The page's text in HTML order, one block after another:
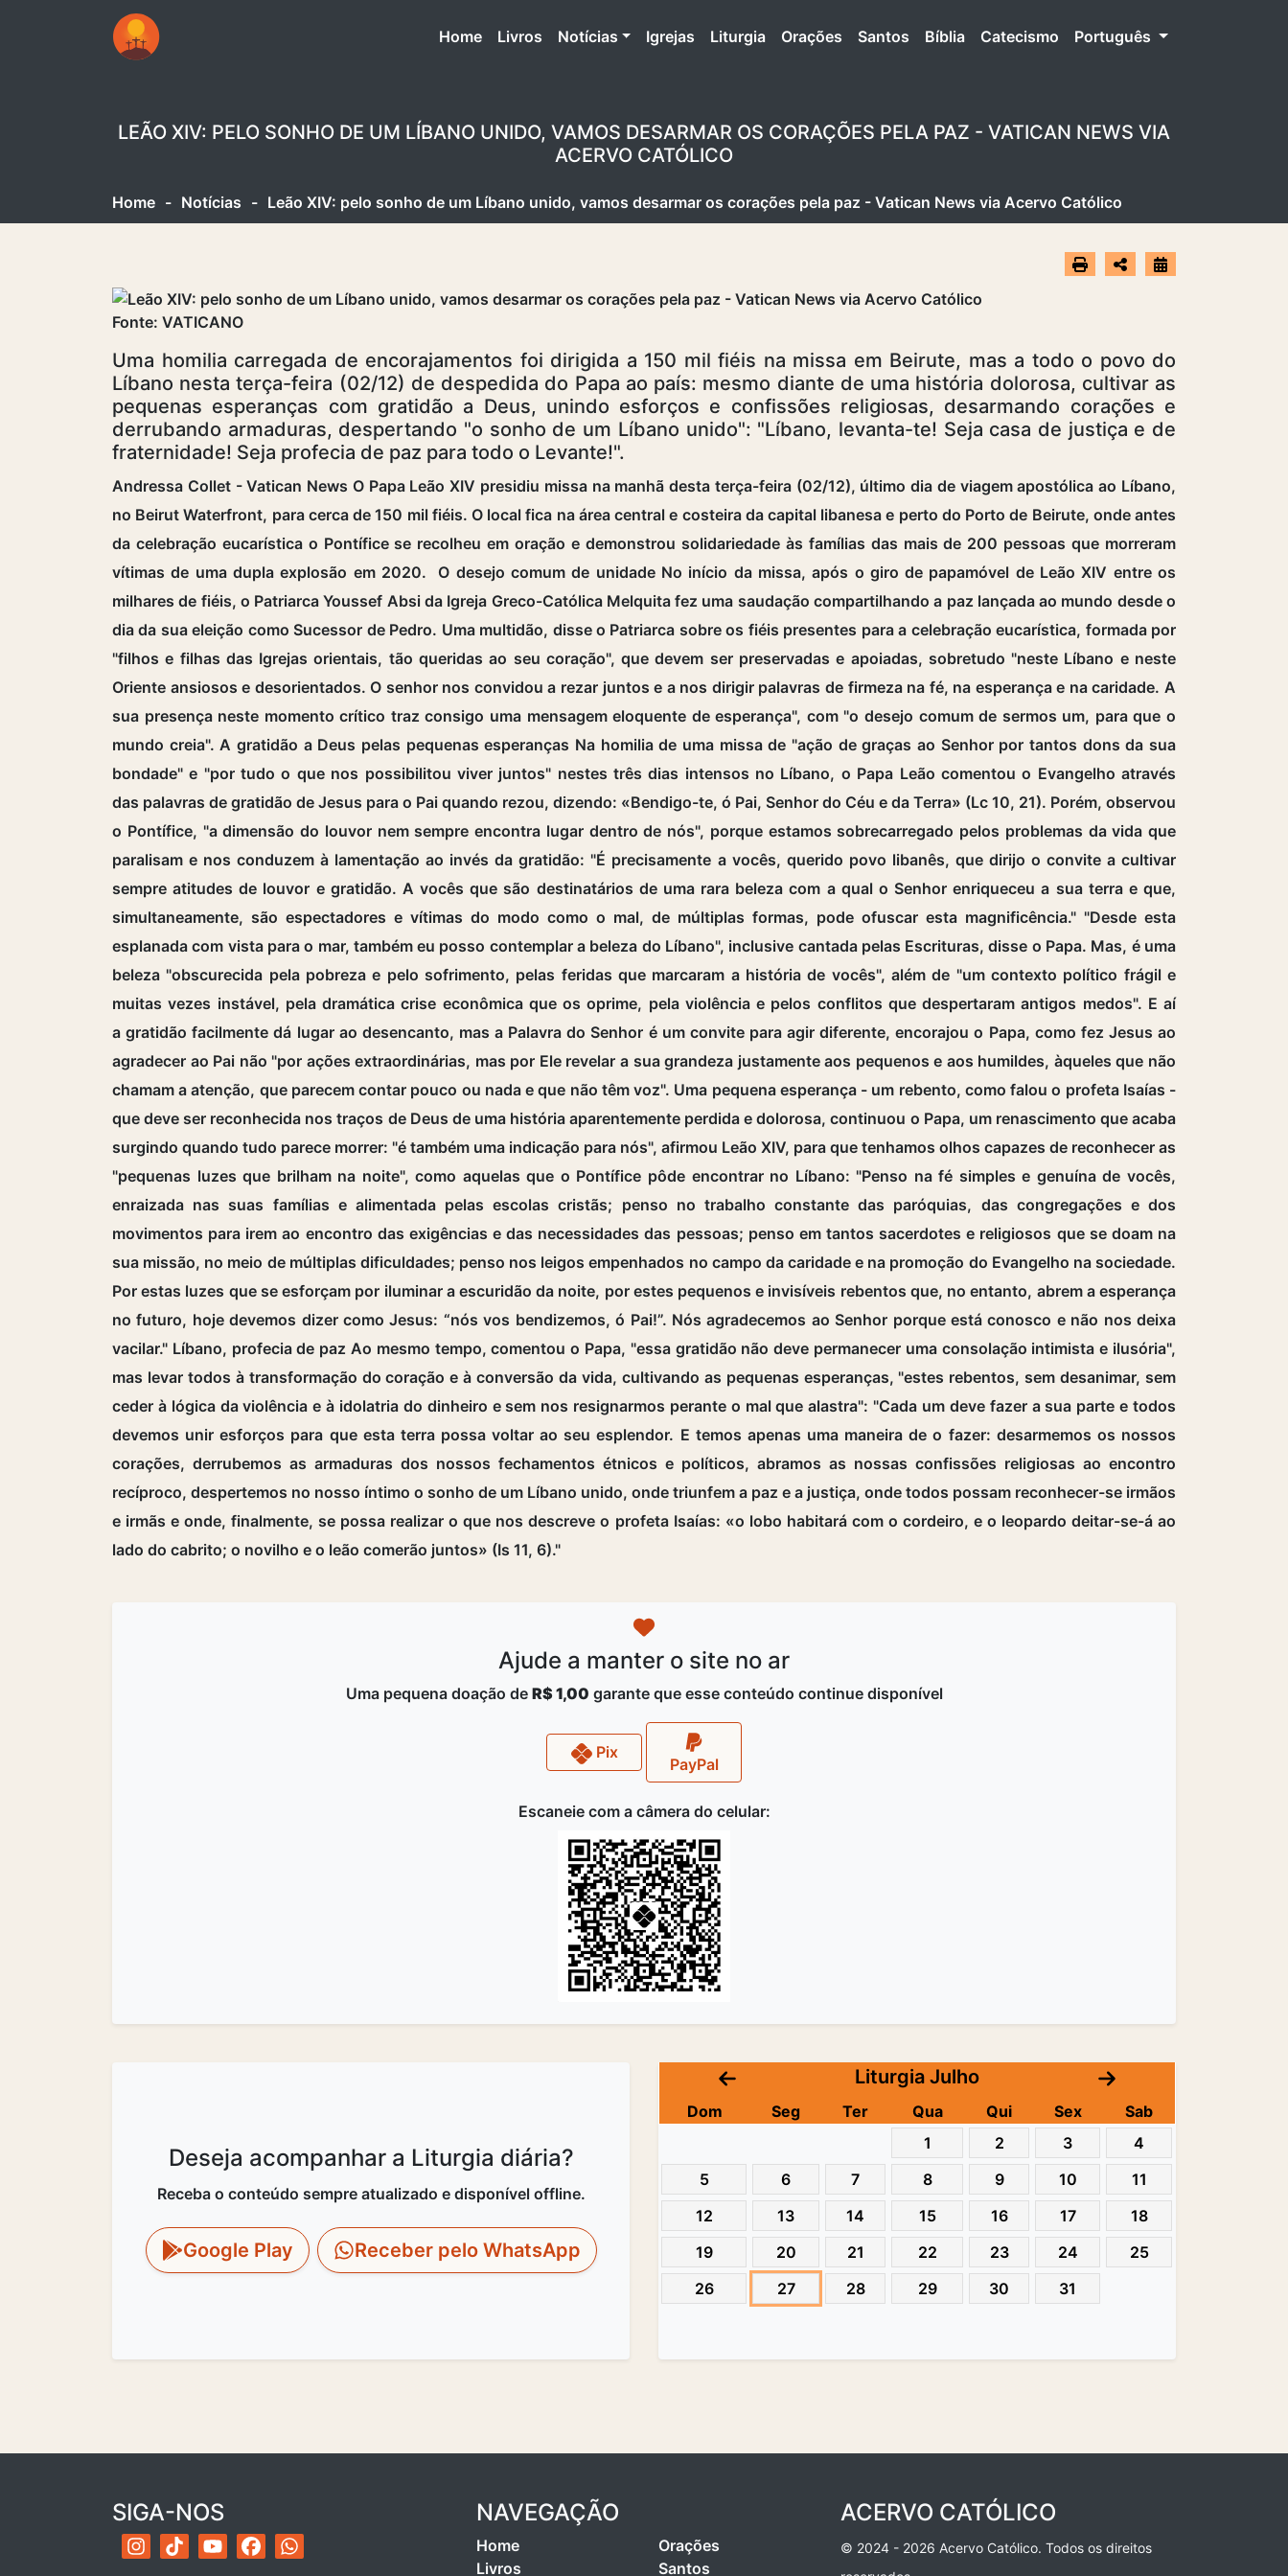
Home(atual)
Livros Notícias Igrejas Liturgia Orações Santos Bíblia Catecismo Português
LEÃO XIV: PELO SONHO DE UM LÍBANO UNIDO, VAMOS DESARMAR OS CORAÇÕES PELA PAZ - VATICAN NEWS VIA
ACERVO CATÓLICO
Home - Notícias - Leão XIV: pelo sonho de um Líbano unido, vamos desarmar os corações pela paz - Vatican News via Acervo Católico
Fonte: VATICANO
Uma homilia carregada de encorajamentos foi dirigida a 150 mil fiéis na missa em Beirute, mas a todo o povo do
Líbano nesta terça-feira (02/12) de despedida do Papa ao país: mesmo diante de uma história dolorosa, cultivar as
pequenas esperanças com gratidão a Deus, unindo esforços e confissões religiosas, desarmando corações e
derrubando armaduras, despertando "o sonho de um Líbano unido": "Líbano, levanta-te! Seja casa de justiça e de
fraternidade! Seja profecia de paz para todo o Levante!".
Andressa Collet - Vatican News O Papa Leão XIV presidiu missa na manhã desta terça-feira (02/12), último dia de viagem apostólica ao Líbano,
no Beirut Waterfront, para cerca de 150 mil fiéis. O local fica na área central e costeira da capital libanesa e perto do Porto de Beirute, onde antes
da celebração eucarística o Pontífice se recolheu em oração e demonstrou solidariedade às famílias das mais de 200 pessoas que morreram
vítimas de uma dupla explosão em 2020. O desejo comum de unidade No início da missa, após o giro de papamóvel de Leão XIV entre os
milhares de fiéis, o Patriarca Youssef Absi da Igreja Greco-Católica Melquita fez uma saudação compartilhando a paz lançada ao mundo desde o
dia da sua eleição como Sucessor de Pedro. Uma multidão, disse o Patriarca sobre os fiéis presentes para a celebração eucarística, formada por
"filhos e filhas das Igrejas orientais, tão queridas ao seu coração", que devem ser preservadas e apoiadas, sobretudo "neste Líbano e neste
Oriente ansiosos e desorientados. O senhor nos convidou a rezar juntos e a nos dirigir palavras de firmeza na fé, na esperança e na caridade. A
sua presença neste momento crítico traz consigo uma mensagem eloquente de esperança", com "o desejo comum de sermos um, para que o
mundo creia". A gratidão a Deus pelas pequenas esperanças Na homilia de uma missa de "ação de graças ao Senhor por tantos dons da sua
bondade" e "por tudo o que nos possibilitou viver juntos" nestes três dias intensos no Líbano, o Papa Leão comentou o Evangelho através
das palavras de gratidão de Jesus para o Pai quando rezou, dizendo: «Bendigo-te, ó Pai, Senhor do Céu e da Terra» (Lc 10, 21). Porém, observou
o Pontífice, "a dimensão do louvor nem sempre encontra lugar dentro de nós", porque estamos sobrecarregado pelos problemas da vida que
paralisam e nos conduzem à lamentação ao invés da gratidão: "É precisamente a vocês, querido povo libanês, que dirijo o convite a cultivar
sempre atitudes de louvor e gratidão. A vocês que são destinatários de uma rara beleza com a qual o Senhor enriqueceu a sua terra e que,
simultaneamente, são espectadores e vítimas do modo como o mal, de múltiplas formas, pode ofuscar esta magnificência." "Desde esta
esplanada com vista para o mar, também eu posso contemplar a beleza do Líbano", inclusive cantada pelas Escrituras, disse o Papa. Mas, é uma
beleza "obscurecida pela pobreza e pelo sofrimento, pelas feridas que marcaram a história de vocês", além de "um contexto político frágil e
muitas vezes instável, pela dramática crise econômica que os oprime, pela violência e pelos conflitos que despertaram antigos medos". E aí
a gratidão facilmente dá lugar ao desencanto, mas a Palavra do Senhor é um convite para agir diferente, encorajou o Papa, como fez Jesus ao
agradecer ao Pai não "por ações extraordinárias, mas por Ele revelar a sua grandeza justamente aos pequenos e aos humildes, àqueles que não
chamam a atenção, que parecem contar pouco ou nada e que não têm voz". Uma pequena esperança - um rebento, como falou o profeta Isaías -
que deve ser reconhecida nos traços de Deus de uma história aparentemente perdida e dolorosa, continuou o Papa, um renascimento que acaba
surgindo quando tudo parece morrer: "é também uma indicação para nós", afirmou Leão XIV, para que tenhamos olhos capazes de reconhecer as
"pequenas luzes que brilham na noite", como aquelas que o Pontífice pôde encontrar no Líbano: "Penso na fé simples e genuína de vocês,
enraizada nas suas famílias e alimentada pelas escolas cristãs; penso no trabalho constante das paróquias, das congregações e dos
movimentos para irem ao encontro das exigências e das necessidades das pessoas; penso em tantos sacerdotes e religiosos que se doam na
sua missão, no meio de múltiplas dificuldades; penso nos leigos empenhados no campo da caridade e na promoção do Evangelho na sociedade.
Por estas luzes que se esforçam por iluminar a escuridão da noite, por estes pequenos e invisíveis rebentos que, no entanto, abrem a esperança
no futuro, hoje devemos dizer como Jesus: “nós vos bendizemos, ó Pai!”. Nós agradecemos ao Senhor porque está conosco e não nos deixa
vacilar." Líbano, profecia de paz Ao mesmo tempo, comentou o Papa, "essa gratidão não deve permanecer uma consolação intimista e ilusória",
mas levar todos à transformação do coração e à conversão da vida, cultivando as pequenas esperanças, "estes rebentos, sem desanimar, sem
ceder à lógica da violência e à idolatria do dinheiro e sem nos resignarmos perante o mal que alastra": "Cada um deve fazer a sua parte e todos
devemos unir esforços para que esta terra possa voltar ao seu esplendor. E temos apenas uma maneira de o fazer: desarmemos os nossos
corações, derrubemos as armaduras dos nossos fechamentos étnicos e políticos, abramos as nossas confissões religiosas ao encontro
recíproco, despertemos no nosso íntimo o sonho de um Líbano unido, onde triunfem a paz e a justiça, onde todos possam reconhecer-se irmãos
e irmãs e onde, finalmente, se possa realizar o que nos descreve o profeta Isaías: «o lobo habitará com o cordeiro, e o leopardo deitar-se-á ao
lado do cabrito; o novilho e o leão comerão juntos» (Is 11, 6)."
Ajude a manter o site no ar
Uma pequena doação de R$ 1,00 garante que esse conteúdo continue disponível
Pix
PayPal
Escaneie com a câmera do celular:
Deseja acompanhar a Liturgia diária?
Receba o conteúdo sempre atualizado e disponível offline.
Google Play Receber pelo WhatsApp
Liturgia Julho
Dom Seg Ter Qua Qui Sex
Sab
1
2 3
4
5
6 7 8 9 10
11
12
13 14 15 16 17
18
19
20 21 22 23 24
25
26
27 28 29 30 31
SIGA-NOS NAVEGAÇÃO
Home
Livros
Orações
Santos
ACERVO CATÓLICO
© 2024 - 2026 Acervo Católico. Todos os direitos